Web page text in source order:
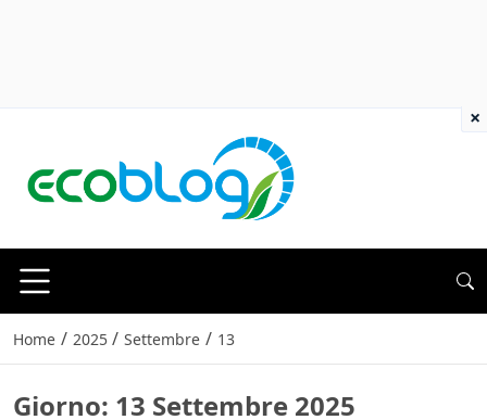
Home / 2025 / Settembre / 13
Giorno: 13 Settembre 2025
×